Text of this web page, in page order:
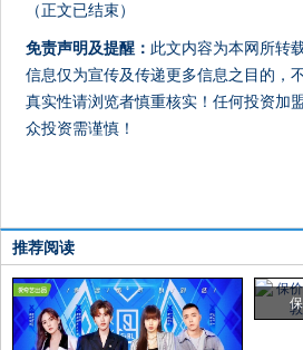
（正文已结束）
免责声明及提醒： 此文内容为本网所转
信息仅为宣传及传递更多信息之目的，
真实性请浏览者慎重核实！任何投资加
众投资需谨慎！
推荐阅读